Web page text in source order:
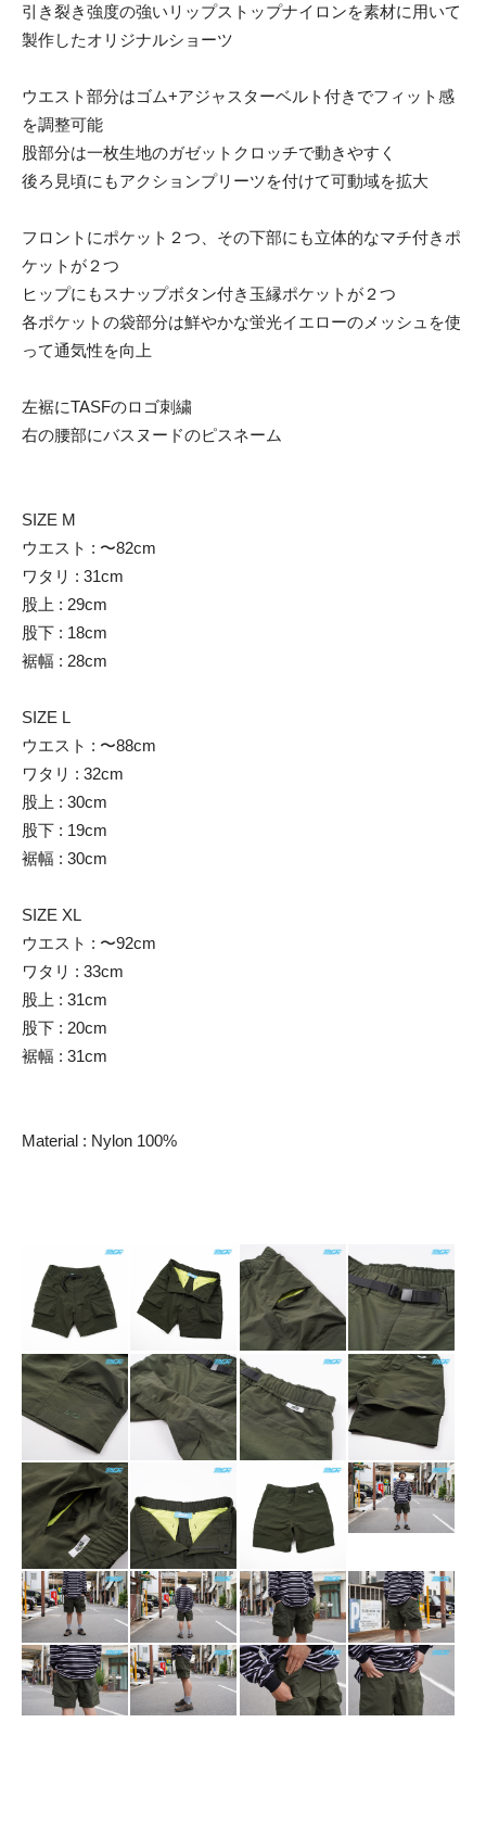
引き裂き強度の強いリップストップナイロンを素材に用いて
製作したオリジナルショーツ
ウエスト部分はゴム+アジャスターベルト付きでフィット感
を調整可能
股部分は一枚生地のガゼットクロッチで動きやすく
後ろ見頃にもアクションプリーツを付けて可動域を拡大
フロントにポケット２つ、その下部にも立体的なマチ付きポ
ケットが２つ
ヒップにもスナップボタン付き玉縁ポケットが２つ
各ポケットの袋部分は鮮やかな蛍光イエローのメッシュを使
って通気性を向上
左裾にTASFのロゴ刺繍
右の腰部にバスヌードのピスネーム
SIZE M
ウエスト : 〜82cm
ワタリ : 31cm
股上 : 29cm
股下 : 18cm
裾幅 : 28cm
SIZE L
ウエスト : 〜88cm
ワタリ : 32cm
股上 : 30cm
股下 : 19cm
裾幅 : 30cm
SIZE XL
ウエスト : 〜92cm
ワタリ : 33cm
股上 : 31cm
股下 : 20cm
裾幅 : 31cm
Material : Nylon 100%